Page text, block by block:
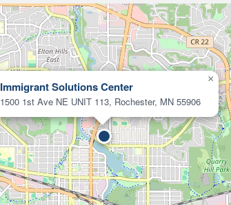
Immigrant Solutions Center
1500 1st Ave NE UNIT 113, Rochester, MN 55906
×